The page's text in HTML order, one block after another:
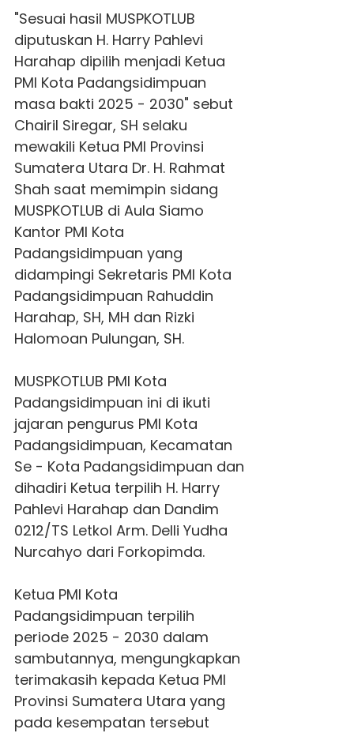
"Sesuai hasil MUSPKOTLUB
diputuskan H. Harry Pahlevi
Harahap dipilih menjadi Ketua
PMI Kota Padangsidimpuan
masa bakti 2025 - 2030" sebut
Chairil Siregar, SH selaku
mewakili Ketua PMI Provinsi
Sumatera Utara Dr. H. Rahmat
Shah saat memimpin sidang
MUSPKOTLUB di Aula Siamo
Kantor PMI Kota
Padangsidimpuan yang
didampingi Sekretaris PMI Kota
Padangsidimpuan Rahuddin
Harahap, SH, MH dan Rizki
Halomoan Pulungan, SH.
MUSPKOTLUB PMI Kota
Padangsidimpuan ini di ikuti
jajaran pengurus PMI Kota
Padangsidimpuan, Kecamatan
Se - Kota Padangsidimpuan dan
dihadiri Ketua terpilih H. Harry
Pahlevi Harahap dan Dandim
0212/TS Letkol Arm. Delli Yudha
Nurcahyo dari Forkopimda.
Ketua PMI Kota
Padangsidimpuan terpilih
periode 2025 - 2030 dalam
sambutannya, mengungkapkan
terimakasih kepada Ketua PMI
Provinsi Sumatera Utara yang
pada kesempatan tersebut